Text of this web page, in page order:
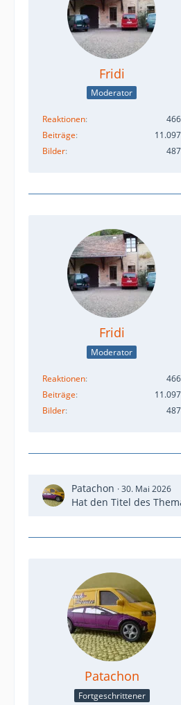
Fridi
Moderator
Reaktionen
466
Beiträge
11.097
Bilder
487
Fridi
Moderator
Reaktionen
466
Beiträge
11.097
Bilder
487
Patachon 30. Mai 2026
Hat den Titel des
Patachon
Fortgeschrittener